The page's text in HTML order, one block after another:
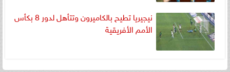
نيجيريا تطيح بالكاميرون وتتأهل لدور 8 بكأس
الأمم الأفريقية